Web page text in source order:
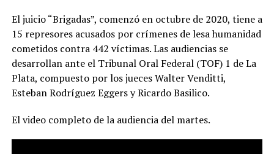
El juicio “Brigadas”, comenzó en octubre de 2020, tiene a
15 represores acusados por crímenes de lesa humanidad
cometidos contra 442 víctimas. Las audiencias se
desarrollan ante el Tribunal Oral Federal (TOF) 1 de La
Plata, compuesto por los jueces Walter Venditti,
Esteban Rodríguez Eggers y Ricardo Basilico.
El video completo de la audiencia del martes.